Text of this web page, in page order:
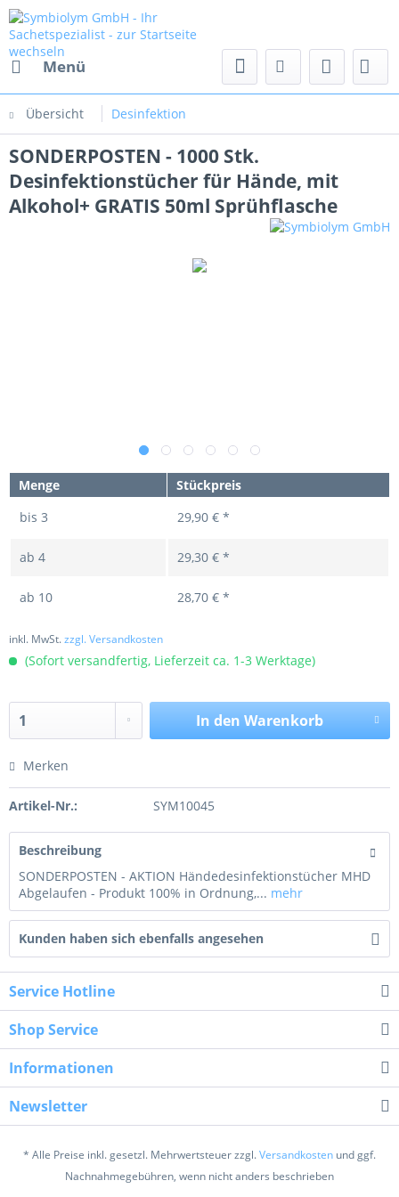
Menü
Übersicht Desinfektion
SONDERPOSTEN - 1000 Stk.
Desinfektionstücher für Hände, mit
Alkohol+ GRATIS 50ml Sprühflasche
Menge
Stückpreis
bis 3 29,90 € *
ab 4 29,30 € *
ab 10 28,70 € *
inkl. MwSt.zzgl. Versandkosten
(Sofort versandfertig, Lieferzeit ca. 1-3 Werktage)
In den Warenkorb
Merken
Artikel-Nr.: SYM10045
Beschreibung
SONDERPOSTEN - AKTION Händedesinfektionstücher MHD
Abgelaufen - Produkt 100% in Ordnung,... mehr
Kunden haben sich ebenfalls angesehen
Service Hotline
Shop Service
Informationen
Newsletter
* Alle Preise inkl. gesetzl. Mehrwertsteuer zzgl.Versandkosten und ggf.
Nachnahmegebühren, wenn nicht anders beschrieben